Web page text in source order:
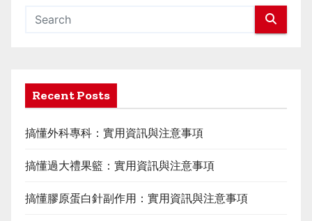
Recent Posts
搞懂外科專科：實用資訊與注意事項
搞懂過大禮果籃：實用資訊與注意事項
搞懂膠原蛋白針副作用：實用資訊與注意事項